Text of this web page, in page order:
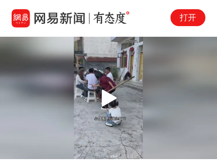
打开
Play